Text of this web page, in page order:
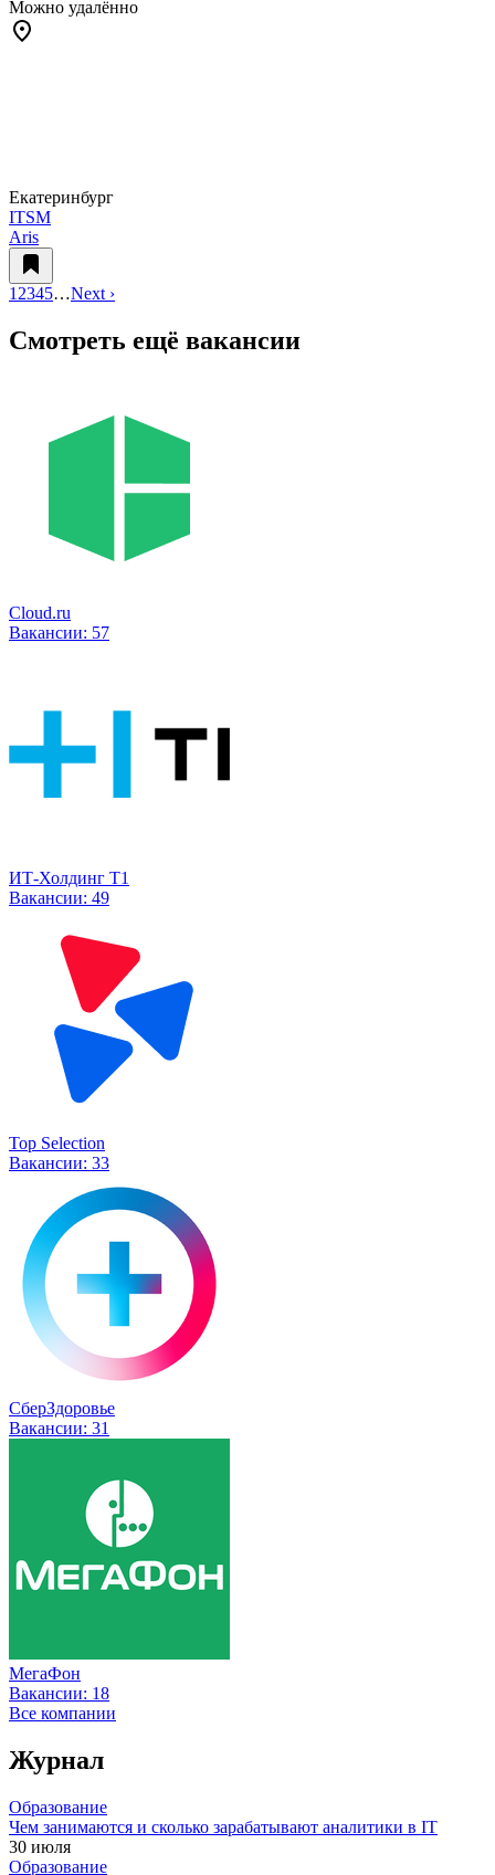
Можно удалённо
Екатеринбург
ITSM
Aris
1 2345…Next ›
Смотреть ещё вакансии
Cloud.ru
Вакансии: 57
ИТ-Холдинг Т1
Вакансии: 49
Top Selection
Вакансии: 33
СберЗдоровье
Вакансии: 31
МегаФон
Вакансии: 18
Все компании
Журнал
Образование
Чем занимаются и сколько зарабатывают аналитики в IT
30 июля
Образование